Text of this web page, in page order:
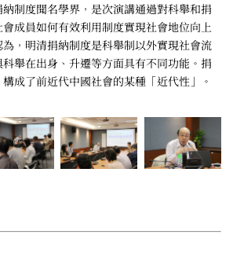
制度聞名學界，是次演講通過對科舉和捐
成員如何有效利用制度實現社會地位向上
，明清捐納制度是科舉制以外實現社會流
舉在出身、升遷等方面具有不同功能。捐
成了前近代中國社會的某種「近代性」。